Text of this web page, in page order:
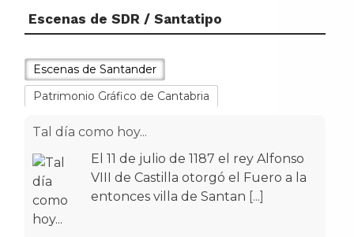
Escenas de SDR / Santatipo
Escenas de Santander
Patrimonio Gráfico de Cantabria
Tal día como hoy...
El 11 de julio de 1187 el rey Alfonso
VIII de Castilla otorgó el Fuero a la
entonces villa de Santan [...]